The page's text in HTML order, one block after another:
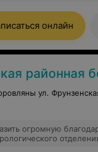
онлайн
районная
ул.
огромную